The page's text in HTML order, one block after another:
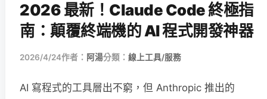
2026 最新！Claude Code 終極指
南：顛覆終端機的 AI 程式開發神器
2026/4/24作者： 阿湯分類： 線上工具/服務
AI 寫程式的工具層出不窮，但 Anthropic 推出的